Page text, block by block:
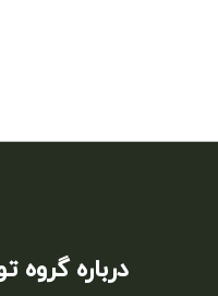
درباره گروه